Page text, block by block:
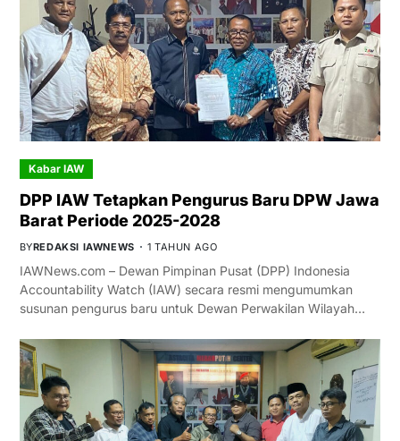
Kabar IAW
DPP IAW Tetapkan Pengurus Baru DPW Jawa
Barat Periode 2025-2028
BYREDAKSI IAWNEWS 1 TAHUN AGO
IAWNews.com – Dewan Pimpinan Pusat (DPP) Indonesia
Accountability Watch (IAW) secara resmi mengumumkan
susunan pengurus baru untuk Dewan Perwakilan Wilayah…